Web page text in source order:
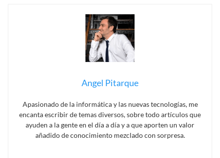
Angel Pitarque
Apasionado de la informática y las nuevas tecnologías, me
encanta escribir de temas diversos, sobre todo artículos que
ayuden a la gente en el día a día y a que aporten un valor
añadido de conocimiento mezclado con sorpresa.